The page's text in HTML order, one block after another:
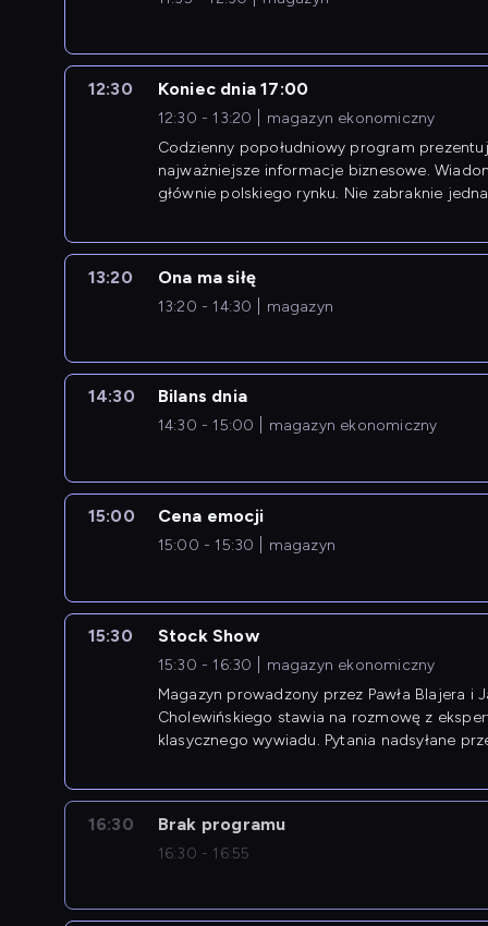
12:30 Koniec dnia 17:00
12:30 - 13:20
magazyn ekonomiczny
Codzienny popołudniowy program
najważniejsze informacje biznesowe.
głównie polskiego rynku. Nie zabraknie
13:20 Ona ma siłę
13:20 - 14:30 magazyn
14:30 Bilans dnia
14:30 - 15:00 magazyn ekonomiczny
15:00 Cena emocji
15:00 - 15:30 magazyn
15:30 Stock Show
15:30 - 16:30
magazyn ekonomiczny
Magazyn prowadzony przez Pawła Blajera i
Cholewińskiego stawia na rozmowę z
klasycznego wywiadu. Pytania nadsyłane
16:30 Brak programu
16:30 - 16:55